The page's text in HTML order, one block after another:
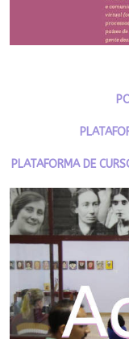
PLATAFORMA DE